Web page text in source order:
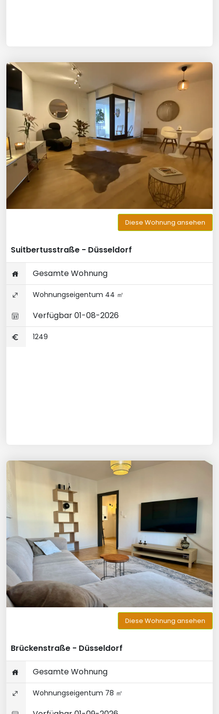
Diese Wohnung ansehen
Suitbertusstraße - Düsseldorf
Gesamte Wohnung
Wohnungseigentum 44 ㎡
Verfügbar 01-08-2026
1249
Diese Wohnung ansehen
Brückenstraße - Düsseldorf
Gesamte Wohnung
Wohnungseigentum 78 ㎡